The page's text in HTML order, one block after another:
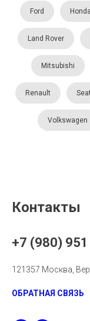
Ford Honda
Land Rover
Mitsubishi
Renault
Volkswagen
Контакты
+7 (980)
121357 Москва,
ОБРАТНАЯ СВЯЗЬ